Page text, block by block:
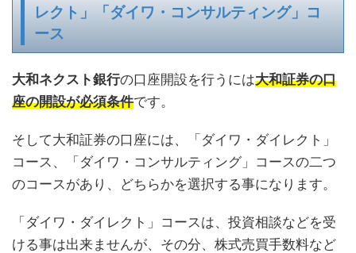
レクト」「ダイワ・コンサルティング」コ
ース
大和ネクスト銀行の口座開設を行うには大和証券の口
座の開設が必須条件です。
そして大和証券の口座には、「ダイワ・ダイレクト」
コース、「ダイワ・コンサルティング」コースの二つ
のコースがあり、どちらかを選択する事になります。
「ダイワ・ダイレクト」コースは、投資相談などを受
ける事は出来ませんが、その分、株式売買手数料など